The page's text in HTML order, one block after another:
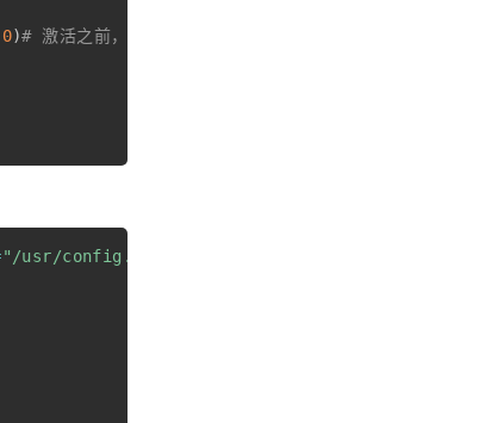
0)# 激活之前，应该先配置APN，这里配置第1路的APN
"/usr/config.json"